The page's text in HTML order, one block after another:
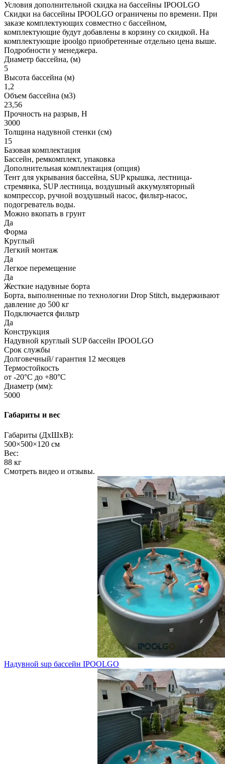
Условия дополнительной скидка на бассейны IPOOLGO
Скидки на бассейны IPOOLGO ограничены по времени. При
заказе комплектующих совместно с бассейном,
комплектующие будут добавлены в корзину со скидкой. На
комплектующие ipoolgo приобретенные отдельно цена выше.
Подробности у менеджера.
Диаметр бассейна, (м)
5
Высота бассейна (м)
1,2
Объем бассейна (м3)
23,56
Прочность на разрыв, H
3000
Толщина надувной стенки (см)
15
Базовая комплектация
Бассейн, ремкомплект, упаковка
Дополнительная комплектация (опция)
Тент для укрывания бассейна, SUP крышка, лестница-
стремянка, SUP лестница, воздушный аккумуляторный
компрессор, ручной воздушный насос, фильтр-насос,
подогреватель воды.
Можно вкопать в грунт
Да
Форма
Круглый
Легкий монтаж
Да
Легкое перемещение
Да
Жесткие надувные борта
Борта, выполненные по технологии Drop Stitch, выдерживают
давление до 500 кг
Подключается фильтр
Да
Конструкция
Надувной круглый SUP бассейн IPOOLGO
Срок службы
Долговечный/ гарантия 12 месяцев
Термостойкость
от -20°C до +80°C
Диаметр (мм):
5000
Габариты и вес
Габариты (ДхШхВ):
500×500×120 см
Вес:
88 кг
Смотреть видео и отзывы.
Надувной sup бассейн IPOOLGO